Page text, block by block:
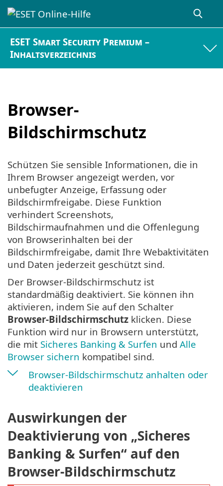
ESET Smart Security Premium –
Inhaltsverzeichnis
Browser-
Bildschirmschutz
Schützen Sie sensible Informationen, die in
Ihrem Browser angezeigt werden, vor
unbefugter Anzeige, Erfassung oder
Bildschirmfreigabe. Diese Funktion
verhindert Screenshots,
Bildschirmaufnahmen und die Offenlegung
von Browserinhalten bei der
Bildschirmfreigabe, damit Ihre Webaktivitäten
und Daten jederzeit geschützt sind.
Der Browser-Bildschirmschutz ist
standardmäßig deaktiviert. Sie können ihn
aktivieren, indem Sie auf den Schalter
Browser-Bildschirmschutz klicken. Diese
Funktion wird nur in Browsern unterstützt,
die mit Sicheres Banking & Surfen und Alle
Browser sichern kompatibel sind.
Browser-Bildschirmschutz anhalten oder
deaktivieren
Auswirkungen der
Deaktivierung von „Sicheres
Banking & Surfen“ auf den
Browser-Bildschirmschutz